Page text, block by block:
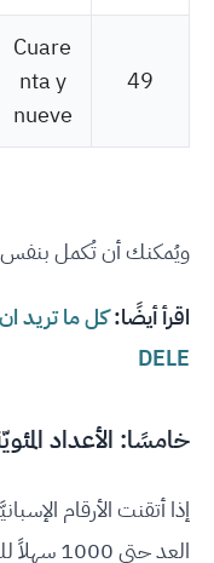
49
Cuare
nta y
nueve
ويُمكنك أن تُكمل بنفس
اقرأ أيضًا:كل ما تريد
DELE
خامسًا: الأعداد
العد